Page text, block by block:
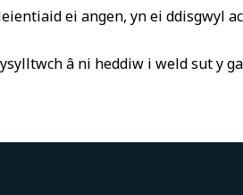
ei angen, yn ei ddisgwyl
â ni heddiw i weld sut y